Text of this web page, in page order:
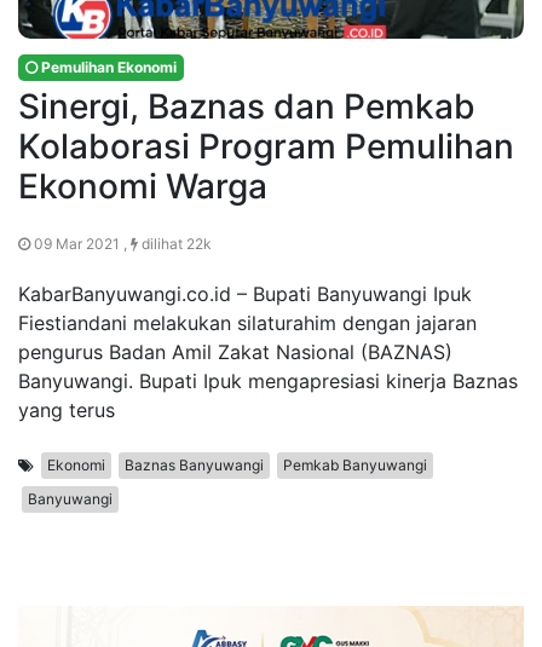
Pemulihan Ekonomi
Sinergi, Baznas dan Pemkab
Kolaborasi Program Pemulihan
Ekonomi Warga
09 Mar 2021 , dilihat 22k
KabarBanyuwangi.co.id – Bupati Banyuwangi Ipuk
Fiestiandani melakukan silaturahim dengan jajaran
pengurus Badan Amil Zakat Nasional (BAZNAS)
Banyuwangi. Bupati Ipuk mengapresiasi kinerja Baznas
yang terus
Ekonomi Baznas Banyuwangi
Pemkab Banyuwangi
Banyuwangi